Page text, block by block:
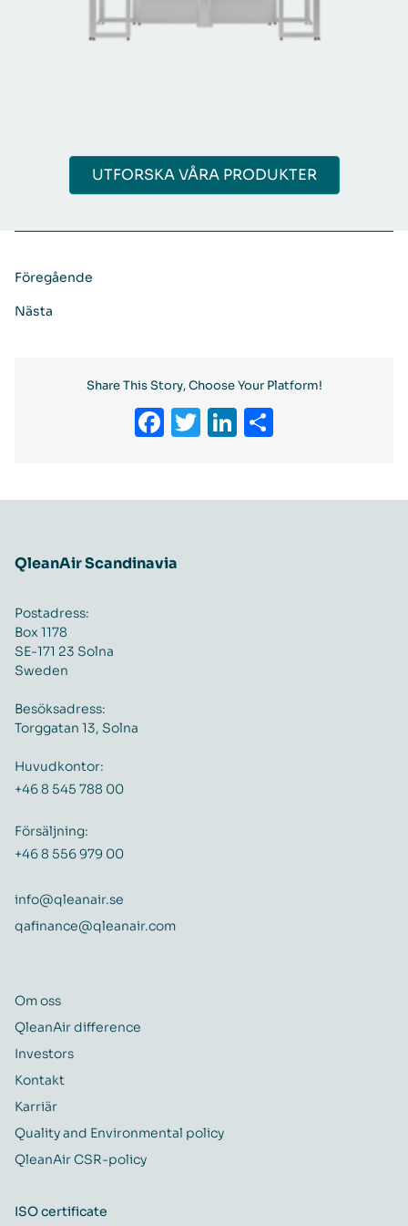
UTFORSKA VÅRA PRODUKTER
Föregående
Nästa
Share This Story, Choose Your Platform!
Facebook
Twitter
LinkedIn
QleanAir Scandinavia
Postadress:
Box 1178
SE-171 23 Solna
Sweden
Besöksadress:
Torggatan 13, Solna
Huvudkontor:
+46 8 545 788 00
Försäljning:
+46 8 556 979 00
info@qleanair.se
qafinance@qleanair.com
Om oss
QleanAir difference
Investors
Kontakt
Karriär
Quality and Environmental policy
QleanAir CSR-policy
ISO certificate